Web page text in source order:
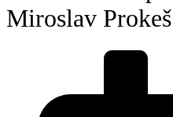
Miroslav Prokeš